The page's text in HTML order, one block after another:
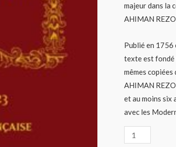
majeur dans la
AHIMAN
Publié en 1756
texte est fondé
mêmes
AHIMAN
et au moins six
avec les